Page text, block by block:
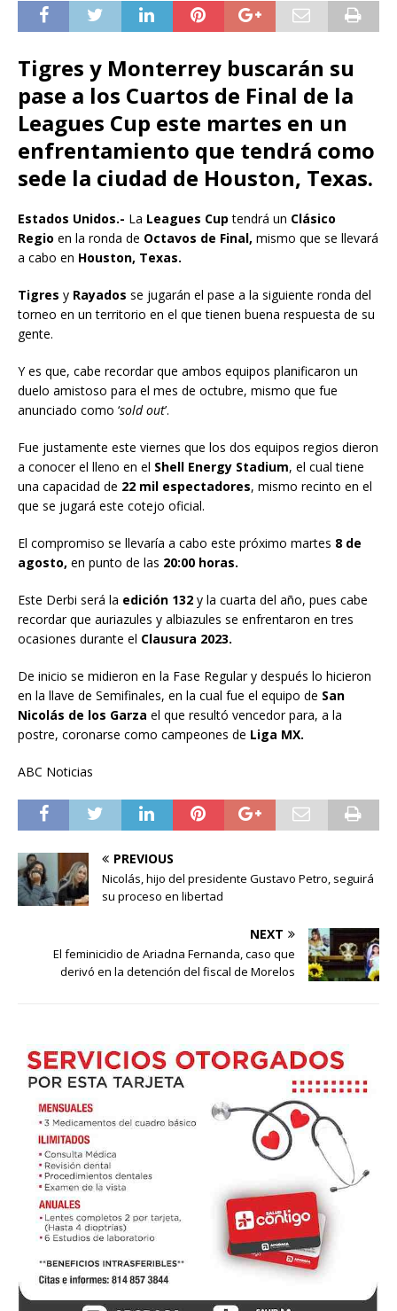
Tigres y Monterrey buscarán su
pase a los Cuartos de Final de la
Leagues Cup este martes en un
enfrentamiento que tendrá como
sede la ciudad de Houston, Texas.
Estados Unidos.- La Leagues Cup tendrá un Clásico
Regio en la ronda de Octavos de Final, mismo que se llevará
a cabo en Houston, Texas.
Tigres y Rayados se jugarán el pase a la siguiente ronda del
torneo en un territorio en el que tienen buena respuesta de su
gente.
Y es que, cabe recordar que ambos equipos planificaron un
duelo amistoso para el mes de octubre, mismo que fue
anunciado como ‘sold out’.
Fue justamente este viernes que los dos equipos regios dieron
a conocer el lleno en el Shell Energy Stadium, el cual tiene
una capacidad de 22 mil espectadores, mismo recinto en el
que se jugará este cotejo oficial.
El compromiso se llevaría a cabo este próximo martes 8 de
agosto, en punto de las 20:00 horas.
Este Derbi será la edición 132 y la cuarta del año, pues cabe
recordar que auriazules y albiazules se enfrentaron en tres
ocasiones durante el Clausura 2023.
De inicio se midieron en la Fase Regular y después lo hicieron
en la llave de Semifinales, en la cual fue el equipo de San
Nicolás de los Garza el que resultó vencedor para, a la
postre, coronarse como campeones de Liga MX.
ABC Noticias
PREVIOUS
Nicolás, hijo del presidente Gustavo Petro, seguirá
su proceso en libertad
NEXT
El feminicidio de Ariadna Fernanda, caso que
derivó en la detención del fiscal de Morelos